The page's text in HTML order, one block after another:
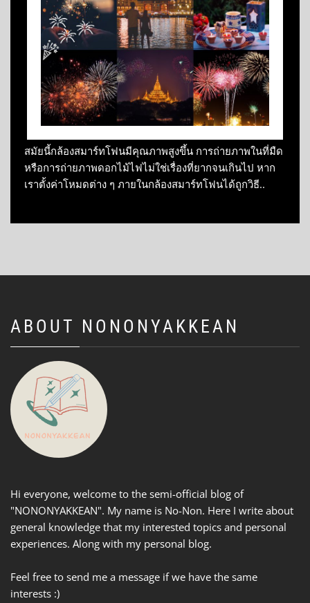
สมัยนี้กล้องสมาร์ทโฟนมีคุณภาพสูงขึ้น การถ่ายภาพในที่มืด
หรือการถ่ายภาพดอกไม้ไฟไม่ใช่เรื่องที่ยากจนเกินไป หาก
เราตั้งค่าโหมดต่าง ๆ ภายในกล้องสมาร์ทโฟนได้ถูกวิธี..
ABOUT NONONYAKKEAN
Hi everyone, welcome to the semi-official blog of
"NONONYAKKEAN". My name is No-Non. Here I write about
general knowledge that my interested topics and personal
experiences. Along with my personal blog.
Feel free to send me a message if we have the same
interests :)